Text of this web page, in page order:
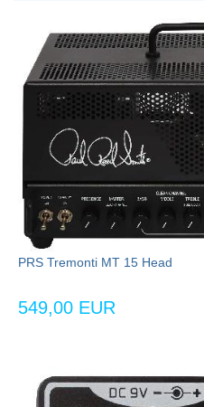
PRS Tremonti MT 15 Head
549,00 EUR